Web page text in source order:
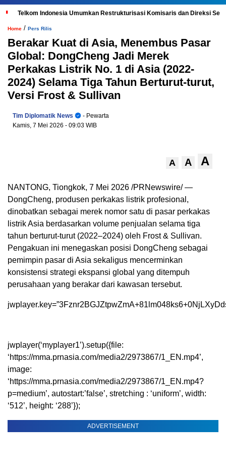
Telkom Indonesia Umumkan Restrukturisasi Komisaris dan Direksi
Home / Pers Rilis
Berakar Kuat di Asia, Menembus Pasar
Global: DongCheng Jadi Merek
Perkakas Listrik No. 1 di Asia (2022-
2024) Selama Tiga Tahun Berturut-turut,
Versi Frost & Sullivan
Tim Diplomatik News
- Pewarta
Kamis, 7 Mei 2026 - 09:03 WIB
A A A
NANTONG, Tiongkok, 7 Mei 2026 /PRNewswire/ —
DongCheng, produsen perkakas listrik profesional,
dinobatkan sebagai merek nomor satu di pasar perkakas
listrik Asia berdasarkan volume penjualan selama tiga
tahun berturut-turut (2022–2024) oleh Frost & Sullivan.
Pengakuan ini menegaskan posisi DongCheng sebagai
pemimpin pasar di Asia sekaligus mencerminkan
konsistensi strategi ekspansi global yang ditempuh
perusahaan yang berakar dari kawasan tersebut.
jwplayer(‘myplayer1’).setup({file:
‘https://mma.prnasia.com/media2/2973867/1_EN.mp4’,
image:
‘https://mma.prnasia.com/media2/2973867/1_EN.mp4?
p=medium’, autostart:’false’, stretching : ‘uniform’, width:
‘512’, height: ‘288’});
ADVERTISEMENT